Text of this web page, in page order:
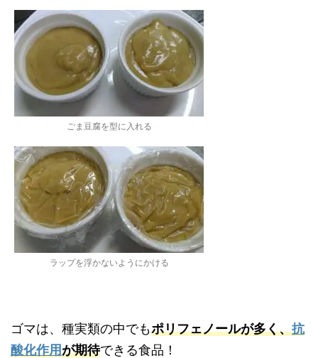
ごま豆腐を型に入れる
ラップを浮かないようにかける
ゴマは、種実類の中でもポリフェノールが多く、抗
酸化作用が期待できる食品！